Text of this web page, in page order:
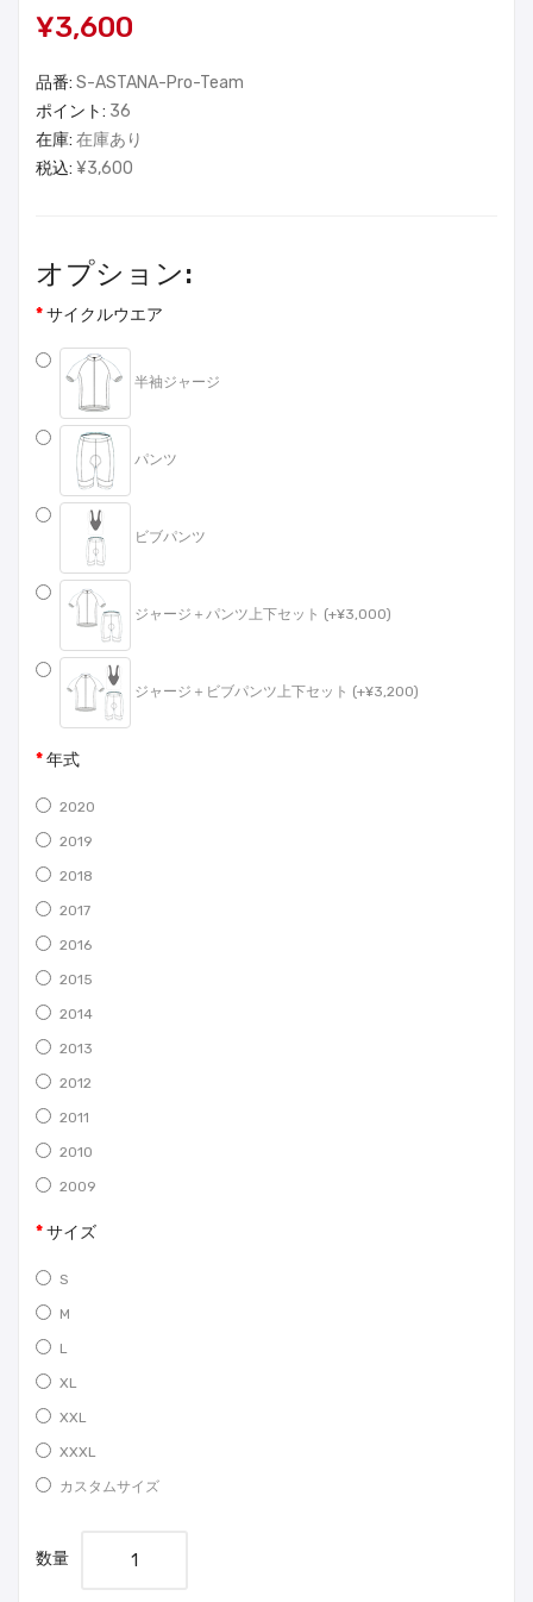
¥3,600
品番: S-ASTANA-Pro-Team
ポイント: 36
在庫: 在庫あり
税込: ¥3,600
オプション:
サイクルウエア
半袖ジャージ
パンツ
ビブパンツ
ジャージ＋パンツ上下セット (+¥3,000)
ジャージ＋ビブパンツ上下セット (+¥3,200)
年式
2020
2019
2018
2017
2016
2015
2014
2013
2012
2011
2010
2009
サイズ
S
M
L
XL
XXL
XXXL
カスタムサイズ
数量